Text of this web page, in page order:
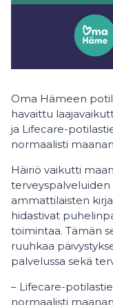
Oma Hämeen
havaittu
ja Lifecare-
normaalisti
Häiriö vaikutti
ammattilaisten
hidastivat
toimintaa. Tämän
ruuhkaa
palvelussa sekä
– Lifecare-
normaalisti